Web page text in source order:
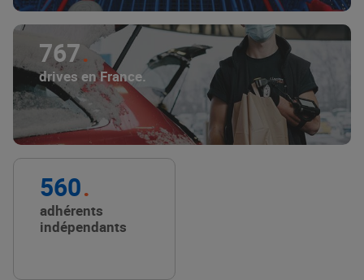
767
drives en France.
560
adhérents
indépendants